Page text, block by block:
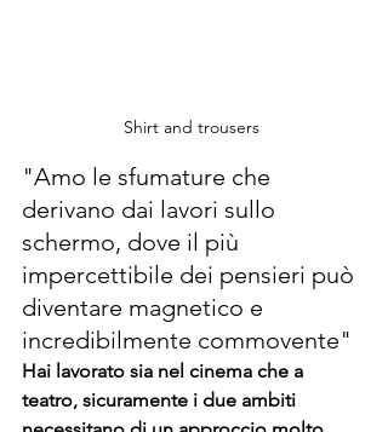
Shirt and trousers
"Amo le sfumature che
derivano dai lavori sullo
schermo, dove il più
impercettibile dei pensieri può
diventare magnetico e
incredibilmente commovente"
Hai lavorato sia nel cinema che a
teatro, sicuramente i due ambiti